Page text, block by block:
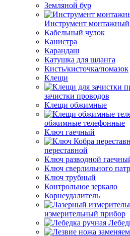
Земляной бур
Инструмент монтажный
Кабельный чулок
Канистра
Карандаш
Катушка для шланга
Кисть/кисточка/помазок
Клещи
зачистки проводов
Клещи обжимные
обжимные телефонные
Ключ гаечный
переставной
Ключ разводной
Ключ сверлильного
Ключ трубный
Контрольное зеркало
Корнеудалитель
измерительный прибор